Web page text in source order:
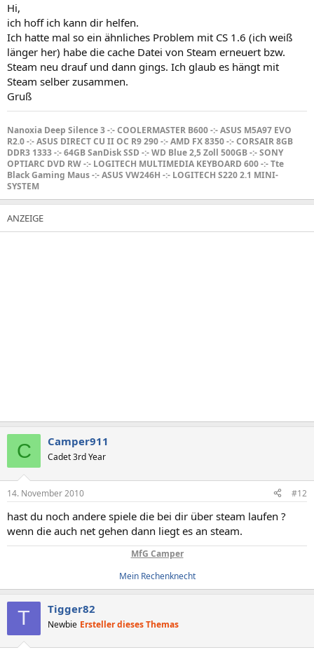
Hi,
ich hoff ich kann dir helfen.
Ich hatte mal so ein ähnliches Problem mit CS 1.6 (ich weiß
länger her) habe die cache Datei von Steam erneuert bzw.
Steam neu drauf und dann gings. Ich glaub es hängt mit
Steam selber zusammen.
Gruß
Nanoxia Deep Silence 3 -:- COOLERMASTER B600 -:- ASUS M5A97 EVO
R2.0 -:- ASUS DIRECT CU II OC R9 290 -:- AMD FX 8350 -:- CORSAIR 8GB
DDR3 1333 -:- 64GB SanDisk SSD -:- WD Blue 2,5 Zoll 500GB -:- SONY
OPTIARC DVD RW -:- LOGITECH MULTIMEDIA KEYBOARD 600 -:- Tte
Black Gaming Maus -:- ASUS VW246H -:- LOGITECH S220 2.1 MINI-
SYSTEM
C Camper911
Cadet 3rd Year
14. November 2010 #12
hast du noch andere spiele die bei dir über steam laufen ?
wenn die auch net gehen dann liegt es an steam.
MfG Camper
Mein Rechenknecht
T Tigger82
Newbie Ersteller dieses Themas